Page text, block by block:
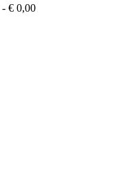
- € 0,00